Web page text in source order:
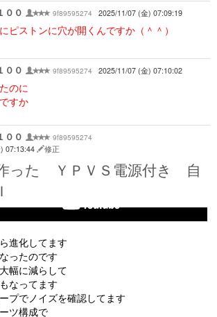
００ 9f89595274 2025/11/07 (金) 07:09:19
ピストンに穴が開くんですか（＾＾）
００ 9f89595274 2025/11/07 (金) 07:10:02
のに
すか
００
9f89595274
07:13:44
修正
った ＹＰＶＳ電源付き 自
進化してます
ったのです
幅に減らして
なってます
プでノイズを確認してます
ツ構成で